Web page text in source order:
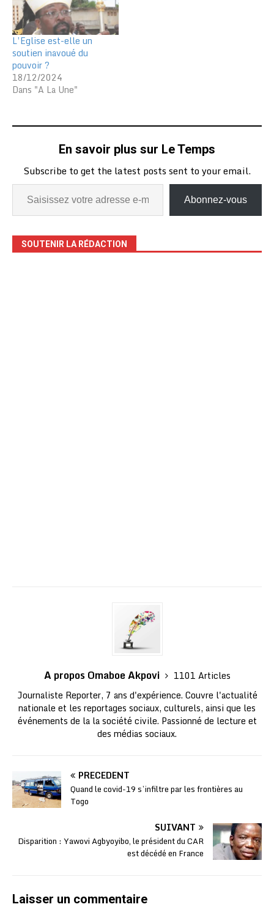
L’Eglise est-elle un
soutien inavoué du
pouvoir ?
18/12/2024
Dans "A La Une"
En savoir plus sur Le Temps
Subscribe to get the latest posts sent to your email.
Abonnez-vous
SOUTENIR LA RÉDACTION
A propos Omaboe Akpovi
1101 Articles
Journaliste Reporter, 7 ans d'expérience. Couvre l'actualité
nationale et les reportages sociaux, culturels, ainsi que les
événements de la la société civile. Passionné de lecture et
des médias sociaux.
PRÉCÉDENT
Quand le covid-19 s’infiltre par les frontières au
Togo
SUIVANT
Disparition : Yawovi Agbyoyibo, le président du CAR
est décédé en France
Laisser un commentaire